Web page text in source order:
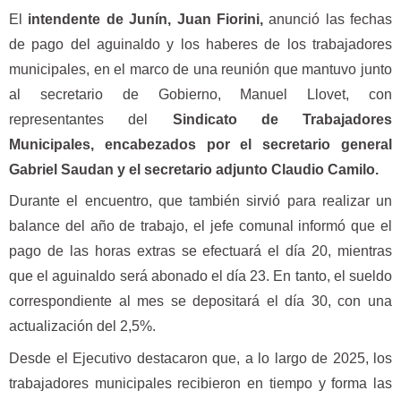
El intendente de Junín, Juan Fiorini,anunció las fechas
de pago del aguinaldo y los haberes de los trabajadores
municipales, en el marco de una reunión que mantuvo junto
al secretario de Gobierno, Manuel Llovet, con
representantes del Sindicato de Trabajadores
Municipales, encabezados por el secretario general
Gabriel Saudan y el secretario adjunto Claudio Camilo.
Durante el encuentro, que también sirvió para realizar un
balance del año de trabajo, el jefe comunal informó que el
pago de las horas extras se efectuará el día 20, mientras
que el aguinaldo será abonado el día 23. En tanto, el sueldo
correspondiente al mes se depositará el día 30, con una
actualización del 2,5%.
Desde el Ejecutivo destacaron que, a lo largo de 2025, los
trabajadores municipales recibieron en tiempo y forma las